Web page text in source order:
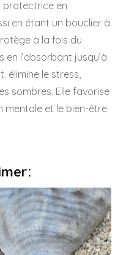
protectrice en
en étant un bouclier à
à la fois du
l’absorbant jusqu’à
élimine le stress,
sombres. Elle favorise
mentale et le bien-être